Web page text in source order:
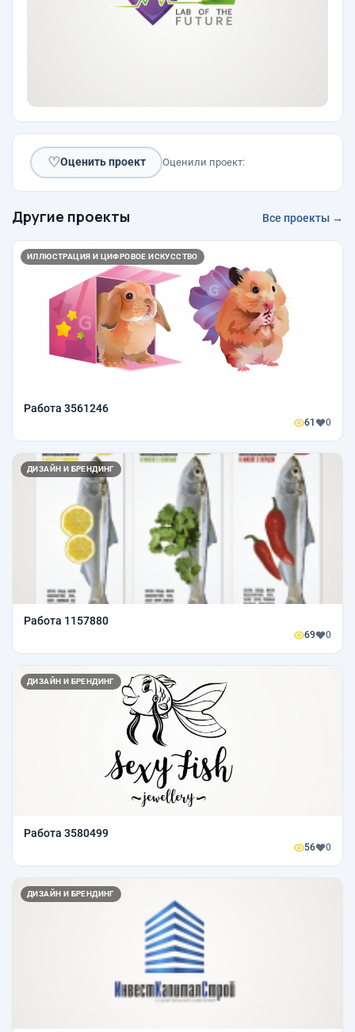
♡Оценить проект Оценили проект:
Другие проекты Все проекты →
ИЛЛЮСТРАЦИЯ И ЦИФРОВОЕ ИСКУССТВО
Работа 3561246
61 0
ДИЗАЙН И БРЕНДИНГ
Работа 1157880
69 0
ДИЗАЙН И БРЕНДИНГ
Работа 3580499
56 0
ДИЗАЙН И БРЕНДИНГ